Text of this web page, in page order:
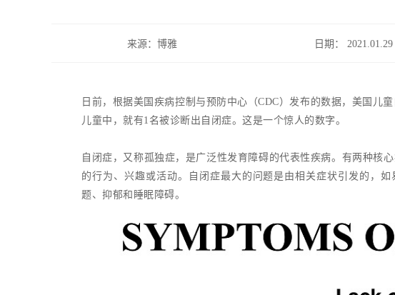
来源：博雅 日期： 2021.01.29
日前，根据美国疾病控制与预防中心（CDC）发布的数据，美国儿
儿童中，就有1名被诊断出自闭症。这是一个惊人的数字。
自闭症，又称孤独症，是广泛性发育障碍的代表性疾病。有两种核
的行为、兴趣或活动。自闭症最大的问题是由相关症状引发的，
题、抑郁和睡眠障碍。